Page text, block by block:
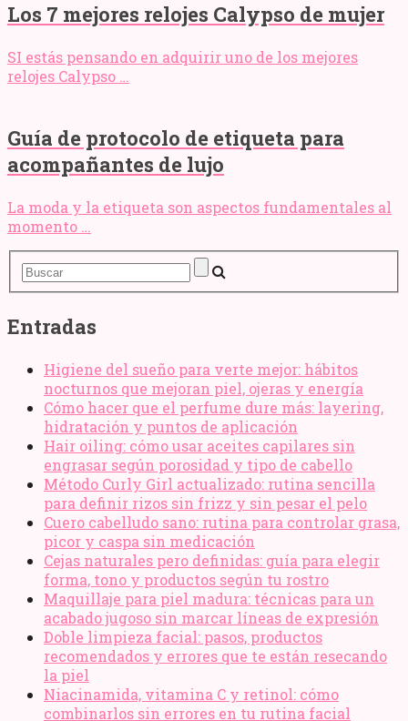
Los 7 mejores relojes Calypso de mujer
SI estás pensando en adquirir uno de los mejores
relojes Calypso …
Guía de protocolo de etiqueta para
acompañantes de lujo
La moda y la etiqueta son aspectos fundamentales al
momento …
Entradas
Higiene del sueño para verte mejor: hábitos
nocturnos que mejoran piel, ojeras y energía
Cómo hacer que el perfume dure más: layering,
hidratación y puntos de aplicación
Hair oiling: cómo usar aceites capilares sin
engrasar según porosidad y tipo de cabello
Método Curly Girl actualizado: rutina sencilla
para definir rizos sin frizz y sin pesar el pelo
Cuero cabelludo sano: rutina para controlar grasa,
picor y caspa sin medicación
Cejas naturales pero definidas: guía para elegir
forma, tono y productos según tu rostro
Maquillaje para piel madura: técnicas para un
acabado jugoso sin marcar líneas de expresión
Doble limpieza facial: pasos, productos
recomendados y errores que te están resecando
la piel
Niacinamida, vitamina C y retinol: cómo
combinarlos sin errores en tu rutina facial